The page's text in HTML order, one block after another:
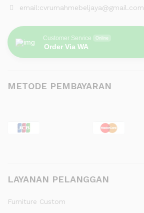
email:cvrumahmebeljaya@gmail.com
Customer Service Online
Order Via WA
METODE PEMBAYARAN
LAYANAN PELANGGAN
Furniture Custom